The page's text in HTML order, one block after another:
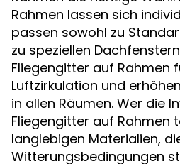
Rahmen lassen sich
passen sowohl zu
zu speziellen
Fliegengitter auf Rahmen
Luftzirkulation und
in allen Räumen. Wer die
Fliegengitter auf Rahmen
langlebigen Materialien,
Witterungsbedingungen